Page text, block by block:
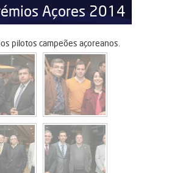
Açores 2014
pilotos campeões açoreanos.